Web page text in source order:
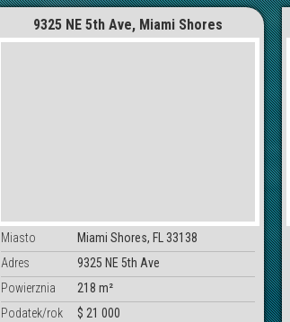
9325 NE 5th Ave, Miami Shores
Miasto
Miami Shores, FL 33138
Adres
9325 NE 5th Ave
Powierznia
218 m²
Podatek/rok
$ 21 000